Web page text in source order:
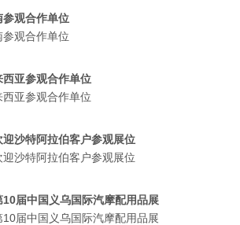
参观合作单位
参观合作单位
西亚参观合作单位
西亚参观合作单位
迎沙特阿拉伯客户参观展位
迎沙特阿拉伯客户参观展位
10届中国义乌国际汽摩配用品展
10届中国义乌国际汽摩配用品展